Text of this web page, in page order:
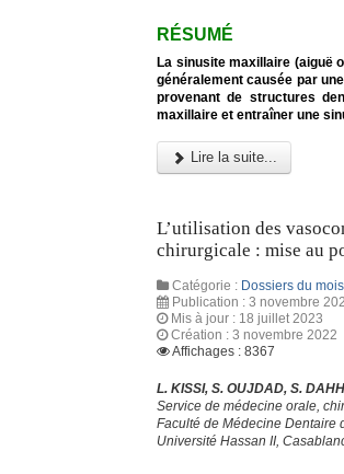
RÉSUMÉ
La sinusite maxillaire (aiguë
généralement causée par
provenant de structures
maxillaire et entraîner une
Lire la suite...
L’utilisation des
chirurgicale : mise au
Catégorie : Dossiers du mois
Publication : 3 novembre
Mis à jour : 18 juillet 2023
Création : 3 novembre 2022
Affichages : 8367
L. KISSI, S. OUJDAD, S.
Service de médecine orale,
Faculté de Médecine Dentaire
Université Hassan II,